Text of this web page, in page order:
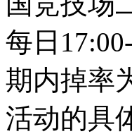
每日
期内掉率
活动的具